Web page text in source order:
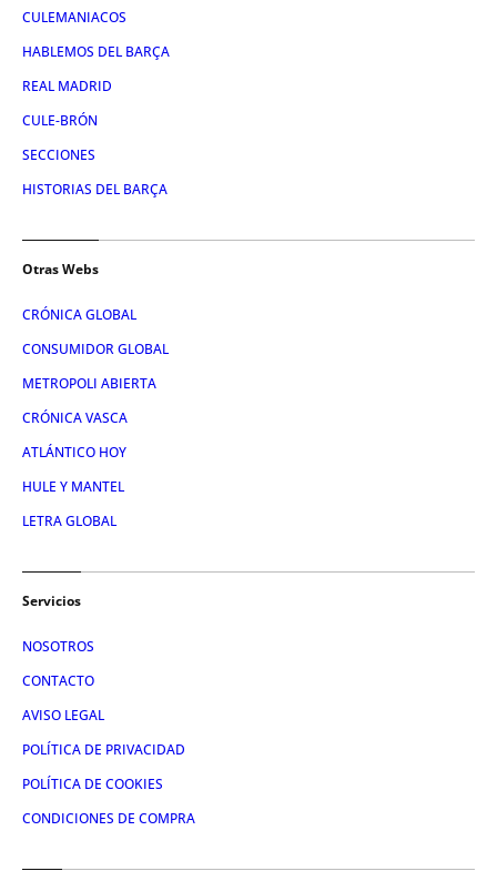
CULEMANIACOS
HABLEMOS DEL BARÇA
REAL MADRID
CULE-BRÓN
SECCIONES
HISTORIAS DEL BARÇA
Otras Webs
CRÓNICA GLOBAL
CONSUMIDOR GLOBAL
METROPOLI ABIERTA
CRÓNICA VASCA
ATLÁNTICO HOY
HULE Y MANTEL
LETRA GLOBAL
Servicios
NOSOTROS
CONTACTO
AVISO LEGAL
POLÍTICA DE PRIVACIDAD
POLÍTICA DE COOKIES
CONDICIONES DE COMPRA